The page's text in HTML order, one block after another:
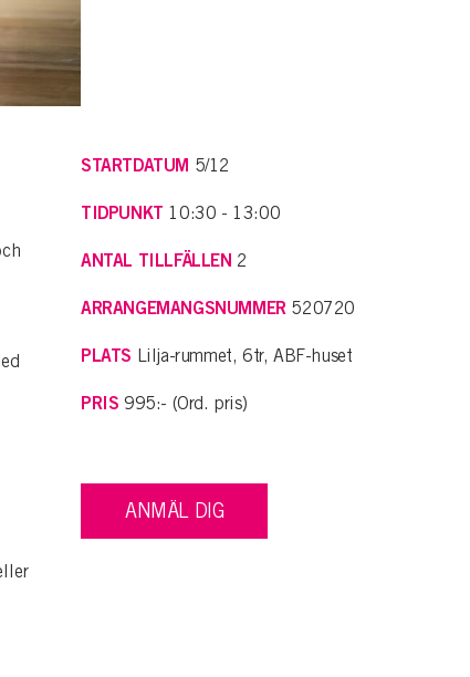
STARTDATUM 5/12
TIDPUNKT 10:30 - 13:00
ANTAL TILLFÄLLEN 2
ARRANGEMANGSNUMMER520720
PLATS Lilja-rummet, 6tr, ABF-huset
PRIS 995:- (Ord. pris)
ANMÄL DIG